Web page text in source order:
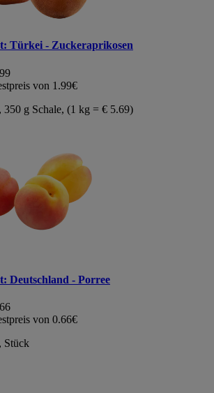
Türkei - Zuckeraprikosen
von 1.99€
350 g Schale, (1 kg = € 5.69)
Deutschland - Porree
von 0.66€
Stück